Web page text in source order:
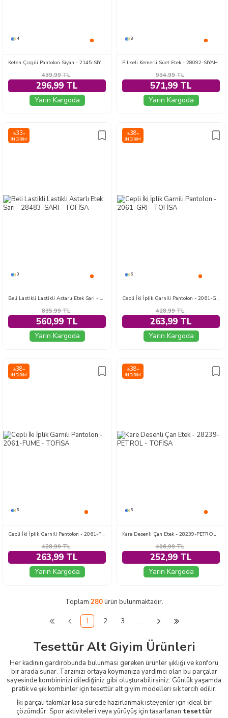
4
Keten Çizgili Pantolon Siyah - 2145-SIYAH
439,99TL
296,99 TL
Yarın Kargoda
3
Piliseli Kemerli Süet Etek - 28092-SIYAH
934,99TL
571,99 TL
Yarın Kargoda
%33
İNDIRIM
3
Beli Lastikli Lastikli Astarlı Etek Sari - 28483-SARI
835,99TL
560,99 TL
Yarın Kargoda
%38
İNDIRIM
6
Cepli İki İplik Garnili Pantolon - 2061-GRI
428,99TL
263,99 TL
Yarın Kargoda
%38
İNDIRIM
6
Cepli İki İplik Garnili Pantolon - 2061-FUME
428,99TL
263,99 TL
Yarın Kargoda
%38
İNDIRIM
6
Kare Desenli Çan Etek - 28239-PETROL
406,99TL
252,99 TL
Yarın Kargoda
Toplam 280ürün bulunmaktadır.
1 2 3 …
Tesettür Alt Giyim Ürünleri
Her kadının gardırobunda bulunması gereken ürünler şıklığı ve konforu
bir arada sunar. Tarzınızı ortaya koymanıza yardımcı olan bu parçalar
sayesinde kombininizi dilediğiniz gibi oluşturabilirsiniz. Günlük yaşamda
pratik ve şık kombinler için tesettür alt giyim modelleri sık tercih edilir.
İki parçalı takımlar kısa sürede hazırlanmak isteyenler için ideal bir
çözümdür. Spor aktiviteleri veya yürüyüş için tasarlanan tesettür